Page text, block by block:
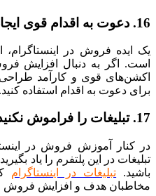
16. دعوت به اقدام قوی ایجاد کنید
یک ایده فروش در
است. اگر به دنبال افزایش
اکشن‌های قوی و کارآمد
برای دعوت به اقدام استفاده کنید.
17. تبلیغات را فراموش نکنید
در کنار آموزش فروش در
تبلیغات در این پلتفرم را یاد
باشید. تبلیغات در اینستاگرام
مخاطبان هدف و افزایش فروش